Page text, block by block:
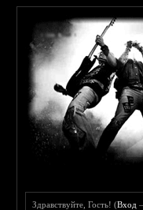
Здравствуйте, Гость! (Вход